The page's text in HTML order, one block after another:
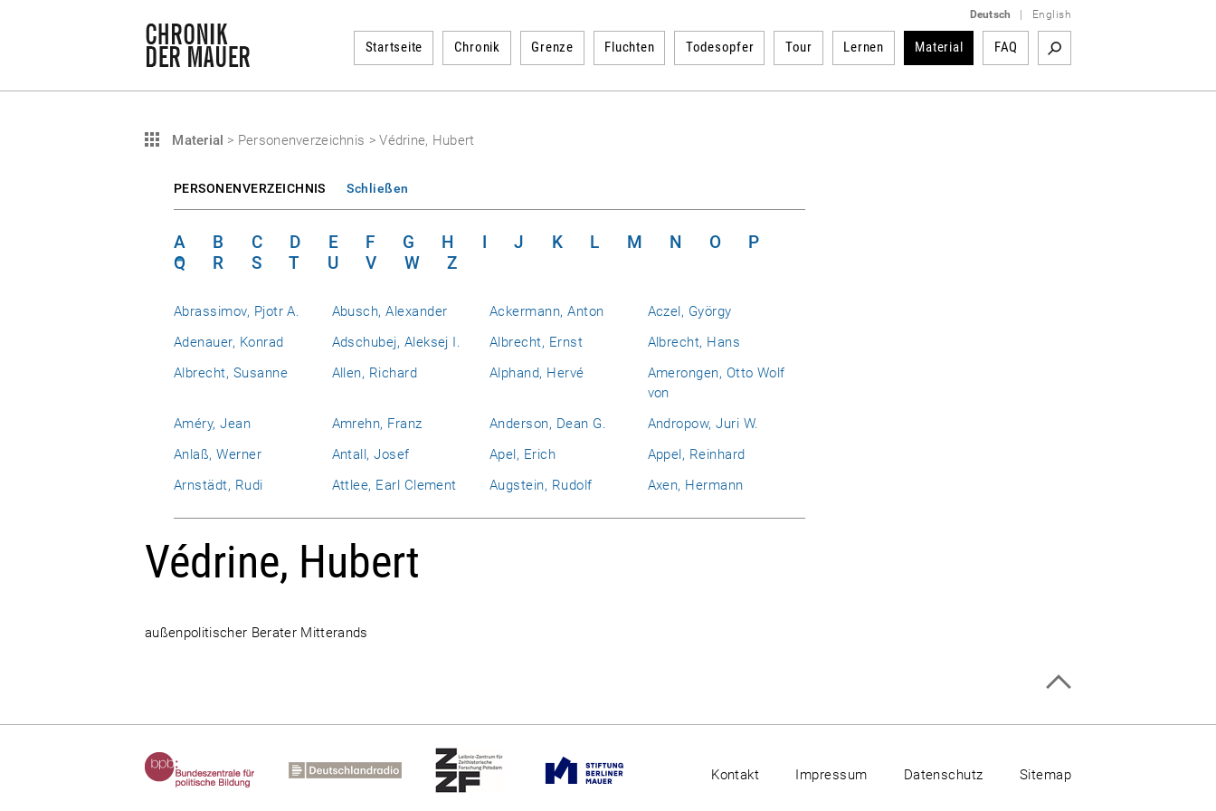
Deutsch English
Startseite Chronik Grenze Fluchten Todesopfer Tour Lernen Material FAQ
Material > Personenverzeichnis > Védrine, Hubert
PERSONENVERZEICHNIS Schließen
A B C D E F G H I J K L M N O
P
Q
R S T U V W Z
Abrassimov, Pjotr A. Abusch, Alexander Ackermann, Anton
Aczel, György
Adenauer, Konrad
Adschubej, Aleksej I. Albrecht, Ernst
Albrecht, Hans
Albrecht, Susanne
Allen, Richard Alphand, Hervé
Amerongen, Otto Wolf
von
Améry, Jean
Amrehn, Franz Anderson, Dean G.
Andropow, Juri W.
Anlaß, Werner
Antall, Josef Apel, Erich
Appel, Reinhard
Arnstädt, Rudi
Attlee, Earl Clement Augstein, Rudolf Axen, Hermann
Védrine, Hubert
außenpolitischer Berater Mitterands
Kontakt Impressum Datenschutz Sitemap